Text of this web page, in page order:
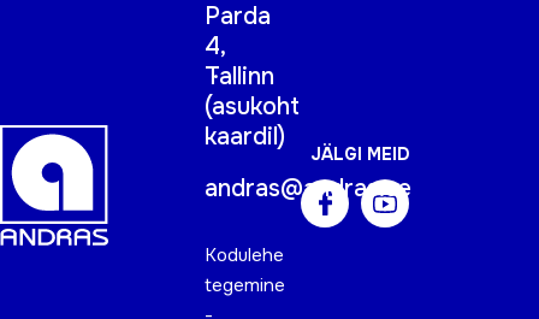
Parda
4,
Tallinn
(asukoht
kaardil)
andras@andras.ee
Kodulehe
tegemine
JÄLGI MEID